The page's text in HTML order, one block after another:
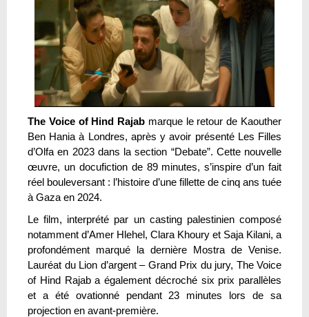
The Voice of Hind Rajab marque le retour de Kaouther
Ben Hania à Londres, après y avoir présenté Les Filles
d’Olfa en 2023 dans la section “Debate”. Cette nouvelle
œuvre, un docufiction de 89 minutes, s’inspire d’un fait
réel bouleversant : l’histoire d’une fillette de cinq ans tuée
à Gaza en 2024.
Le film, interprété par un casting palestinien composé
notamment d’Amer Hlehel, Clara Khoury et Saja Kilani, a
profondément marqué la dernière Mostra de Venise.
Lauréat du Lion d’argent – Grand Prix du jury, The Voice
of Hind Rajab a également décroché six prix parallèles
et a été ovationné pendant 23 minutes lors de sa
projection en avant-première.